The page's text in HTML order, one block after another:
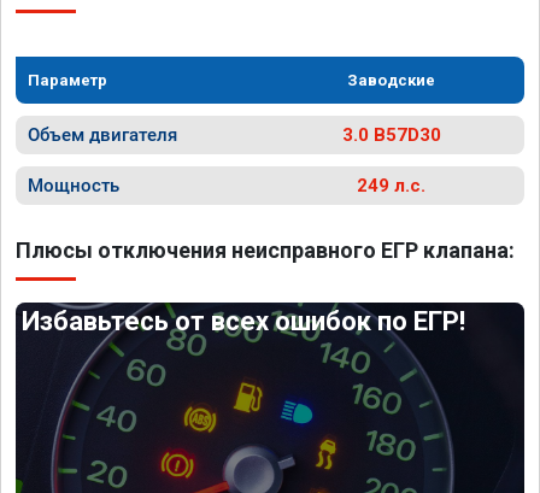
Параметр Заводские
Объем двигателя 3.0 B57D30
Мощность 249 л.с.
Плюсы отключения неисправного ЕГР клапана:
Избавьтесь от всех ошибок по ЕГР!